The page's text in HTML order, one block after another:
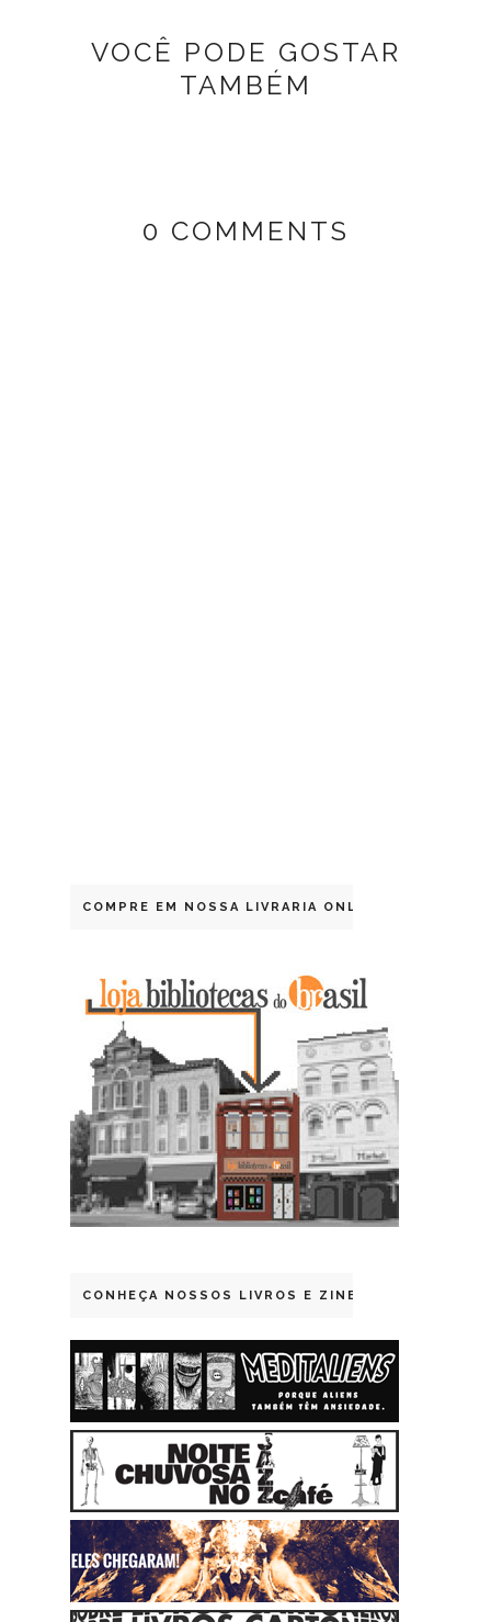
VOCÊ PODE GOSTAR
TAMBÉM
0 COMMENTS
COMPRE EM NOSSA LIVRARIA ONLINE
CONHEÇA NOSSOS LIVROS E ZINES